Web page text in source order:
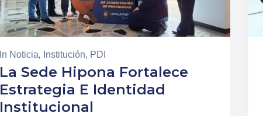
In Noticia‚ Institución‚ PDI
La Sede Hipona Fortalece
Estrategia E Identidad
Institucional